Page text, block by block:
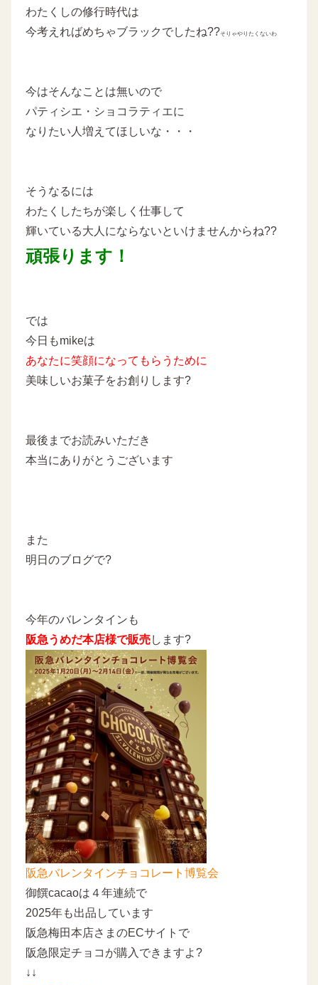
わたくしの修行時代は
今考えればめちゃブラックでしたね??そりゃやりたくないわ
今はそんなことは無いので
パティシエ・ショコラティエに
なりたい人増えてほしいな・・・
そうなるには
わたくしたちが楽しく仕事して
輝いている大人にならないといけませんからね??
頑張ります！
では
今日もmikeは
あなたに笑顔になってもらうために
美味しいお菓子をお創りします?
最後までお読みいただき
本当にありがとうございます
また
明日のブログで?
今年のバレンタインも
阪急うめだ本店様で販売します?
阪急バレンタインチョコレート博覧会
御饌cacaoは４年連続で
2025年も出品しています
阪急梅田本店さまのECサイトで
阪急限定チョコが購入できますよ?
↓↓